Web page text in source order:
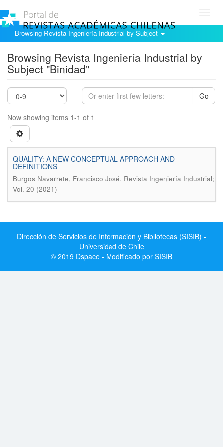
Browsing Revista Ingeniería Industrial by Subject
Browsing Revista Ingeniería Industrial by
Subject "Binidad"
Go
Now showing items 1-1 of 1
QUALITY: A NEW CONCEPTUAL APPROACH AND
DEFINITIONS
Burgos Navarrete, Francisco José. Revista Ingeniería Industrial;
Vol. 20 (2021)
Dirección de Servicios de Información y Bibliotecas (SISIB) -
Universidad de Chile
© 2019 Dspace - Modificado por SISIB